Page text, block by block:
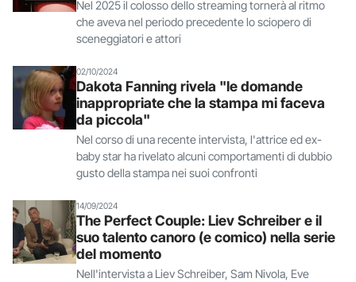
Nel 2025 il colosso dello streaming tornerà al ritmo
che aveva nel periodo precedente lo sciopero di
sceneggiatori e attori
02/10/2024
Dakota Fanning rivela "le domande
inappropriate che la stampa mi faceva
da piccola"
Nel corso di una recente intervista, l'attrice ed ex-
baby star ha rivelato alcuni comportamenti di dubbio
gusto della stampa nei suoi confronti
14/09/2024
The Perfect Couple: Liev Schreiber e il
suo talento canoro (e comico) nella serie
del momento
Nell'intervista a Liev Schreiber, Sam Nivola, Eve